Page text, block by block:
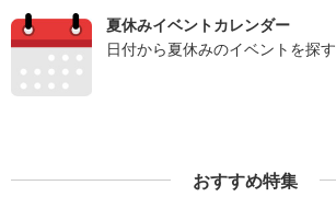
夏休みイベントカレンダー
日付から夏休みのイベントを探す
おすすめ特集